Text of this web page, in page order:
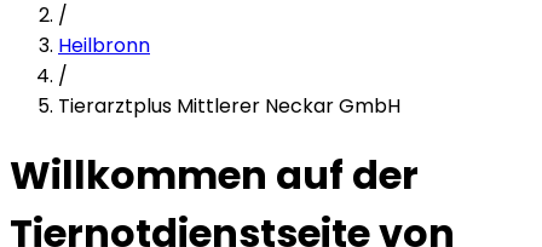
/
Heilbronn
/
Tierarztplus Mittlerer Neckar GmbH
Willkommen auf der
Tiernotdienstseite von